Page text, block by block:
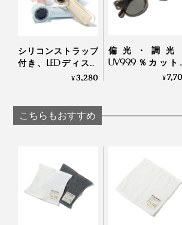
熱に弱く、熱をかけると溶けて硬化
110本の繊維の撚り具合も、強すぎ
すぎると糸がバラけてしまうところ
「生地の強度」を両立する着地点を
ど”何度も検証して探り当てたのだとか。
シリコンストラップ
付き、LEDディスプ
レイの「大風量モバ
¥3,280
偏光・調光
UV99.9％カット
「おしゃれグラス
¥
こちらもおすすめ